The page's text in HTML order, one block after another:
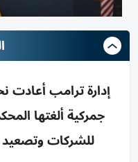
جمركية ألغتها
للشركات وتصعيد